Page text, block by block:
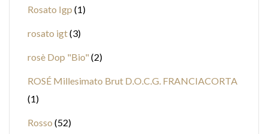
Rosato Igp 1
rosato igt 3
rosè Dop "Bio" 2
ROSÉ Millesimato Brut D.O.C.G. FRANCIACORTA
1
Rosso 52